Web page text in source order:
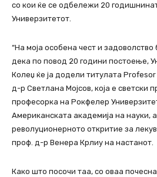
со кои ќе се одбележи 20
Универзитетот.
“На моја особена чест и задоволство
дека по повод 20 години постоење,
Колеџ ќе ја додели титулата
д-р Светлана Мојсов, која е светски
професорка на Рокфелер
Американската академија на науки, а
револуционерното откритие за
проф. д-р Венера Крлиу на настанот.
Како што посочи таа, со оваа